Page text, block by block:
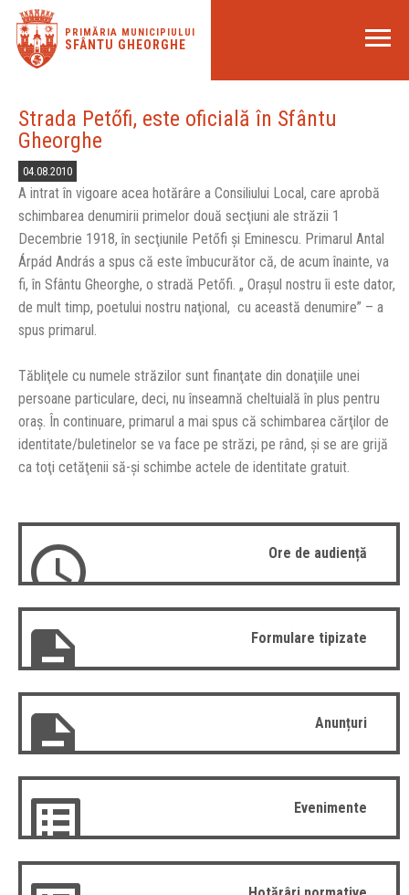
PRIMĂRIA MUNICIPIULUI
SFÂNTU GHEORGHE
Strada Petőfi, este oficială în Sfântu
Gheorghe
04.08.2010
A intrat în vigoare acea hotărâre a Consiliului Local, care aprobă
schimbarea denumirii primelor două secţiuni ale străzii 1
Decembrie 1918, în secţiunile Petőfi şi Eminescu. Primarul Antal
Árpád András a spus că este îmbucurător că, de acum înainte, va
fi, în Sfântu Gheorghe, o stradă Petőfi. „ Oraşul nostru îi este dator,
de mult timp, poetului nostru naţional, cu această denumire” – a
spus primarul.
Tăbliţele cu numele străzilor sunt finanţate din donaţiile unei
persoane particulare, deci, nu înseamnă cheltuială în plus pentru
oraş. În continuare, primarul a mai spus că schimbarea cărţilor de
identitate/buletinelor se va face pe străzi, pe rând, şi se are grijă
ca toţi cetăţenii să-şi schimbe actele de identitate gratuit.
Ore de audiență
Formulare tipizate
Anunțuri
Evenimente